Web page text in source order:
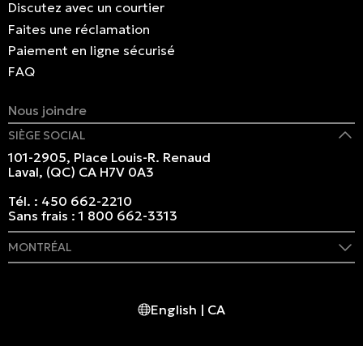
Discutez avec un courtier
Faites une réclamation
Paiement en ligne sécurisé
FAQ
Nous joindre
SIÈGE SOCIAL
101-2905, Place Louis-R. Renaud
Laval, (QC) CA H7V 0A3
Tél. : 450 662-2210
Sans frais :1 800 662-3313
MONTRÉAL
English | CA